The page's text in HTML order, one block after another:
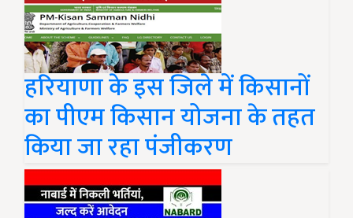
हरियाणा के इस जिले में किसानों
का पीएम किसान योजना के तहत
किया जा रहा पंजीकरण